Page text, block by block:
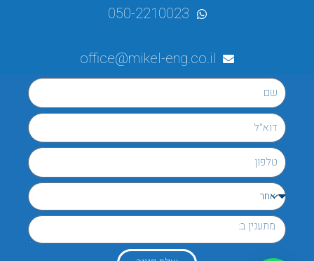
050-2210023
office@mikel-eng.co.il